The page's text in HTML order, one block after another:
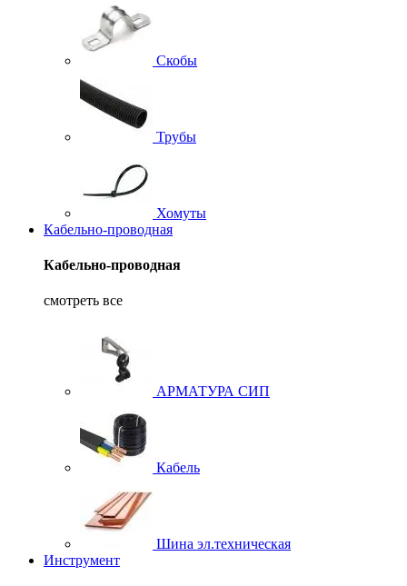
Скобы
Трубы
Хомуты
Кабельно-проводная
Кабельно-проводная
смотреть все
АРМАТУРА СИП
Кабель
Шина эл.техническая
Инструмент